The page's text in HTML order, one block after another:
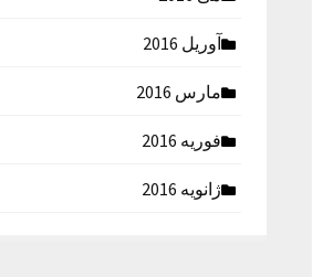
آوریل 2016
مارس 2016
فوریه 2016
ژانویه 2016